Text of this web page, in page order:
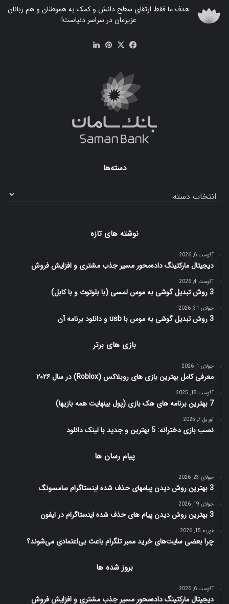
هدف ما فقط ارتقای سطح دانش و کمک به هموطنان و هم زبانان
عزیزمان در سراسر دنیاست!
فیسX ‫پین‌ترست
دسته‌ها
دسته‌ها
نوشته های تازه
آگوست 6, 2026
دیجیتال مارکتینگ داده‌محور مسیر جذب مشتری و افزایش فروش
آگوست 4, 2026
3 روش تبدیل گوشی به موس لمسی (با بلوتوث و با کابل)
جولای 31, 2026
3 روش تبدیل گوشی به موس با usb و دانلود برنامه آن
بازی های برتر
جولای 1, 2026
معرفی کامل بهترین بازی های روبلاکس (Roblox) در سال ۲۰۲۶
آگوست 18, 2025
7 بهترین برنامه های هک بازی (پول بینهایت همه بازیها)
آوریل 7, 2025
نصب بازی دخترانه: 5 بهترین و جدید با لینک دانلود
پیام رسان ها
جولای 23, 2026
3 بهترین روش دیدن پیامهای حذف شده اینستاگرام سامسونگ
جولای 19, 2026
3 بهترین روش دیدن پیام های حذف شده اینستاگرام در ایفون
فوریه 15, 2026
چرا بعضی سایت‌های خرید ممبر تلگرام باعث بی‌اعتمادی می‌شوند؟
بروز شده ها
آگوست 6, 2026
دیجیتال مارکتینگ داده‌محور مسیر جذب مشتری و افزایش فروش